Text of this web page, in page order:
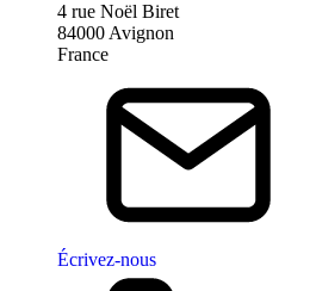
4 rue Noël Biret
84000 Avignon
France
Écrivez-nous